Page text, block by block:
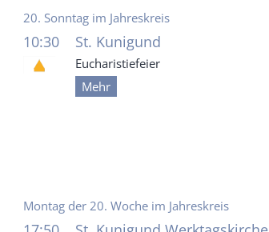
20. Sonntag im Jahreskreis
10:30 St. Kunigund
Eucharistiefeier
Mehr
Montag der 20. Woche im Jahreskreis